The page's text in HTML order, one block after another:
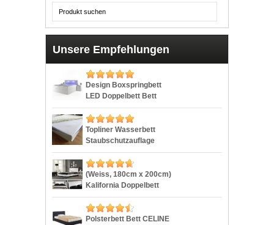
Unsere Empfehlungen
Design Boxspringbett
LED Doppelbett Bett
Hotelbett Ehebett
180×200 cm weiß
Topliner Wasserbett
Staubschutzauflage
IMMER SAUBER
Schmutz Auflage,
Milbenschutz Protector
Wasserbetten Zubehör
Größe 180×200 cm
(Weiss, 180cm x 200cm)
Kalifornia Doppelbett
Polsterbett Bettgestell
Bett Lattenrost
Kunstlederbett
Polsterbett Bett CELINE